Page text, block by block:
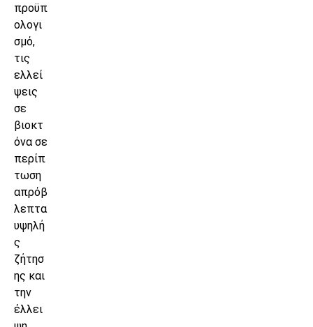
προϋπ
ολογι
σμό,
τις
ελλεί
ψεις
σε
βιοκτ
όνα σε
περίπ
τωση
απρόβ
λεπτα
υψηλή
ς
ζήτησ
ης και
την
έλλει